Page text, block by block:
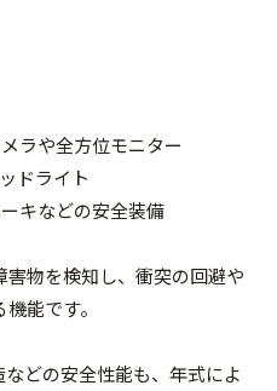
ラや全方位モニター
ドライト
キなどの安全装備
物を検知し、衝突の回避や
能です。
どの安全性能も、年式によ